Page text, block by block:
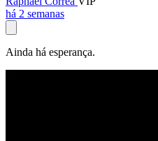
há 2 semanas
Ainda há esperança.